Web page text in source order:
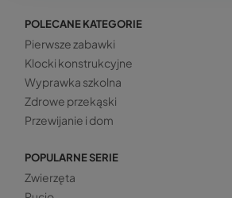
POLECANE KATEGORIE
Pierwsze zabawki
Klocki konstrukcyjne
Wyprawka szkolna
Zdrowe przekąski
Przewijanie i dom
POPULARNE SERIE
Zwierzęta